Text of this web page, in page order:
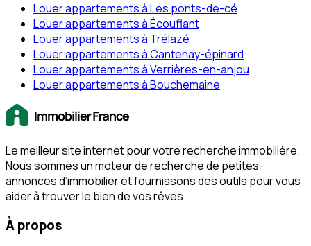
Louer appartements à Les ponts-de-cé
Louer appartements à Écouflant
Louer appartements à Trélazé
Louer appartements à Cantenay-épinard
Louer appartements à Verrières-en-anjou
Louer appartements à Bouchemaine
Le meilleur site internet pour votre recherche immobilière.
Nous sommes un moteur de recherche de petites-
annonces d‘immobilier et fournissons des outils pour vous
aider à trouver le bien de vos rêves.
À propos